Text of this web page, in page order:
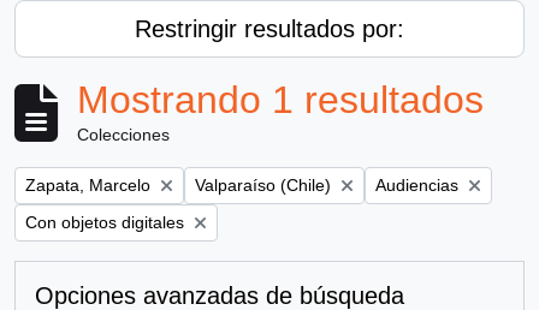
Restringir resultados por:
Mostrando 1 resultados
Colecciones
Remove filter:
Zapata, Marcelo Remove filter:
Valparaíso (Chile) Remove filter:
Audiencias
Remove filter:
Con objetos digitales
Opciones avanzadas de búsqueda